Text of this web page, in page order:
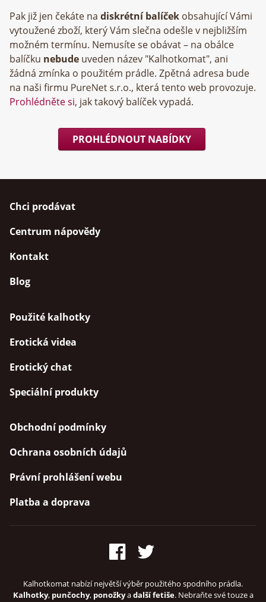
Pak již jen čekáte na diskrétní balíček obsahující Vámi
vytoužené zboží, který Vám slečna odešle v nejbližším
možném termínu. Nemusíte se obávat – na obálce
balíčku nebude uveden název "Kalhotkomat", ani
žádná zmínka o použitém prádle. Zpětná adresa bude
na naši firmu
, která tento web provozuje.
Prohlédněte si, jak takový balíček vypadá.
PROHLÉDNOUT NABÍDKY
Chci prodávat
Centrum nápovědy
Kontakt
Blog
Použité kalhotky
Erotická videa
Erotický chat
Speciální produkty
Obchodní podmínky
Ochrana osobních údajů
Právní prohlášení webu
Platba a doprava
Kalhotkomat nabízí největší výběr použitého spodního prádla.
Kalhotky, punčochy, ponožkyadalší fetiše. Nebraňte své touze a